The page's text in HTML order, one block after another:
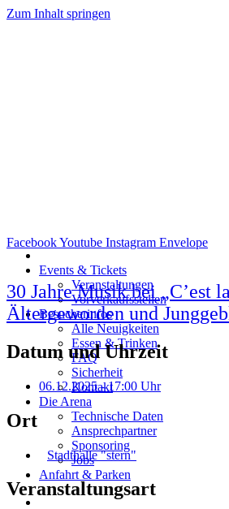
Zum Inhalt springen
Events & Tickets
Veranstaltungen
Vorverkaufsstellen
Besucherinfos
Alle Neuigkeiten
Essen & Trinken
FAQ
Sicherheit
Kontakt
Die Arena
Technische Daten
Ansprechpartner
Sponsoring
Jobs
Anfahrt & Parken
FacebookYoutube Instagram Envelope
30 Jahre Musik bei „C’est
Ältergeworden und
Datum und Uhrzeit
06.12.2025- 17:00 Uhr
Ort
Stadthalle "stern"
Veranstaltungsart